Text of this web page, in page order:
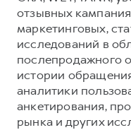
отзывных
маркетинговых,
исследований в
послепродажного
истории
аналитики
анкетирования,
рынка и других